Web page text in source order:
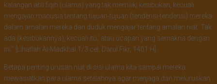
kalangan ahli fiqih (ulama) yang tak memiliki kesibukan, kecuali
mengajari manusia tentang tujuan-tujuan (tendensi-tendensi) mereka
dalam amalan mereka dan duduk mengajar tentang amalan niat. Tak
ada (kesibukannya), kecuali itu,’ atau ucapan yang semakna dengan
ini.” [Lihatlah Al-Madkhal 1/3 cet. Darul Fikr, 1401 H]
Betapa penting urusan niat di sisi ulama kita sampai mereka
mewasiatkan para ulama setelahnya agar menjaga dan meluruskan